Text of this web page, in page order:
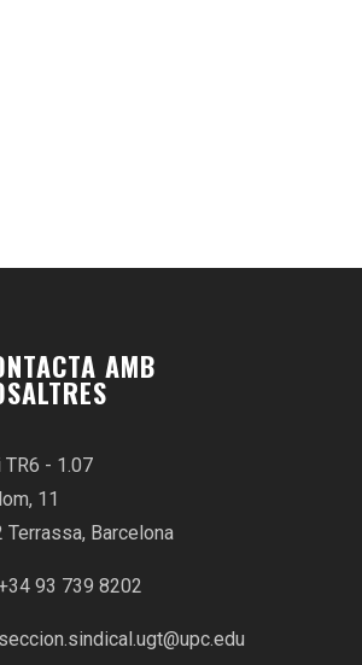
AMB
TR6 - 1.07
11
Terrassa, Barcelona
93 739 8202
seccion.sindical.ugt@upc.edu